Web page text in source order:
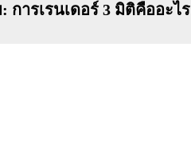
การเรนเดอร์ 3 มิติคืออะไร